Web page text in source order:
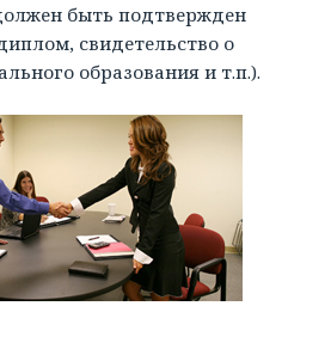
быть подтвержден
свидетельство о
образования и т.п.).